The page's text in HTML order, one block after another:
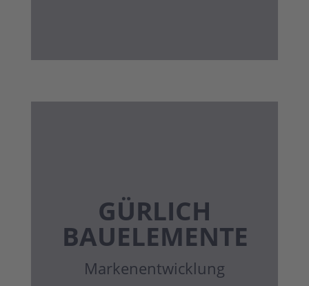
GÜRLICH
BAUELEMENTE
Marken­entwicklung